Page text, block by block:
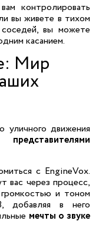
контролировать
вы живете в тихом
вы можете
касанием.
Мир
движения
с EngineVox.
вас через процесс,
и тоном
добавляя в него
мечты о звуке